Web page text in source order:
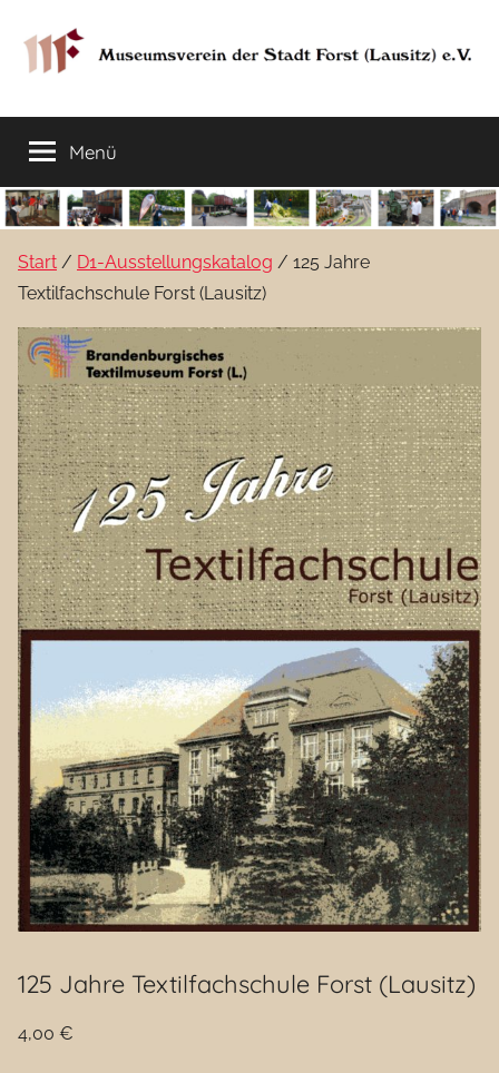
Inhalt
springen
Museumsverein
der
Stadt
Forst
(Lausitz)
e.V.
37
–
03149
Lausitz)
Menü
Start / D1-Ausstellungskatalog / 125 Jahre
Textilfachschule Forst (Lausitz)
125 Jahre Textilfachschule Forst (Lausitz)
4,00 €